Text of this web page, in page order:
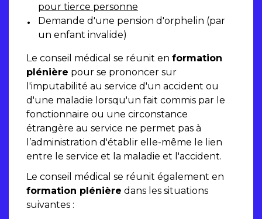
pour tierce personne
Demande d'une pension d'orphelin (par
un enfant invalide)
Le conseil médical se réunit en formation
plénière pour se prononcer sur
l'imputabilité au service d'un accident ou
d'une maladie lorsqu'un fait commis par le
fonctionnaire ou une circonstance
étrangère au service ne permet pas à
l’administration d'établir elle-même le lien
entre le service et la maladie et l'accident.
Le conseil médical se réunit également en
formation plénière dans les situations
suivantes :